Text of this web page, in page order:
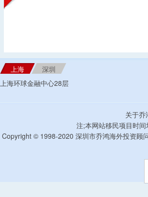
上海
深圳
上海环球金融中心28层
关于乔
注;本网站移民项目时
Copyright © 1998-2020 深圳市乔鸿海外投资顾